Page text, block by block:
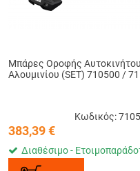
Μπάρες Οροφής
Αλουμινίου (SET) 710500 /
Κωδικός:
383,39€
Διαθέσιμο -